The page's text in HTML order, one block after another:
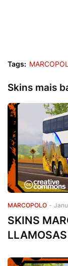
Tags:
Skins mais
MARCOPOLO -
SKINS
LLAMOSAS